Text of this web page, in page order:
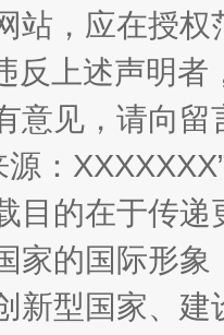
站，应在授
反上述声明
意见，请向
源：
目的在于传
家的国际形
新型国家、